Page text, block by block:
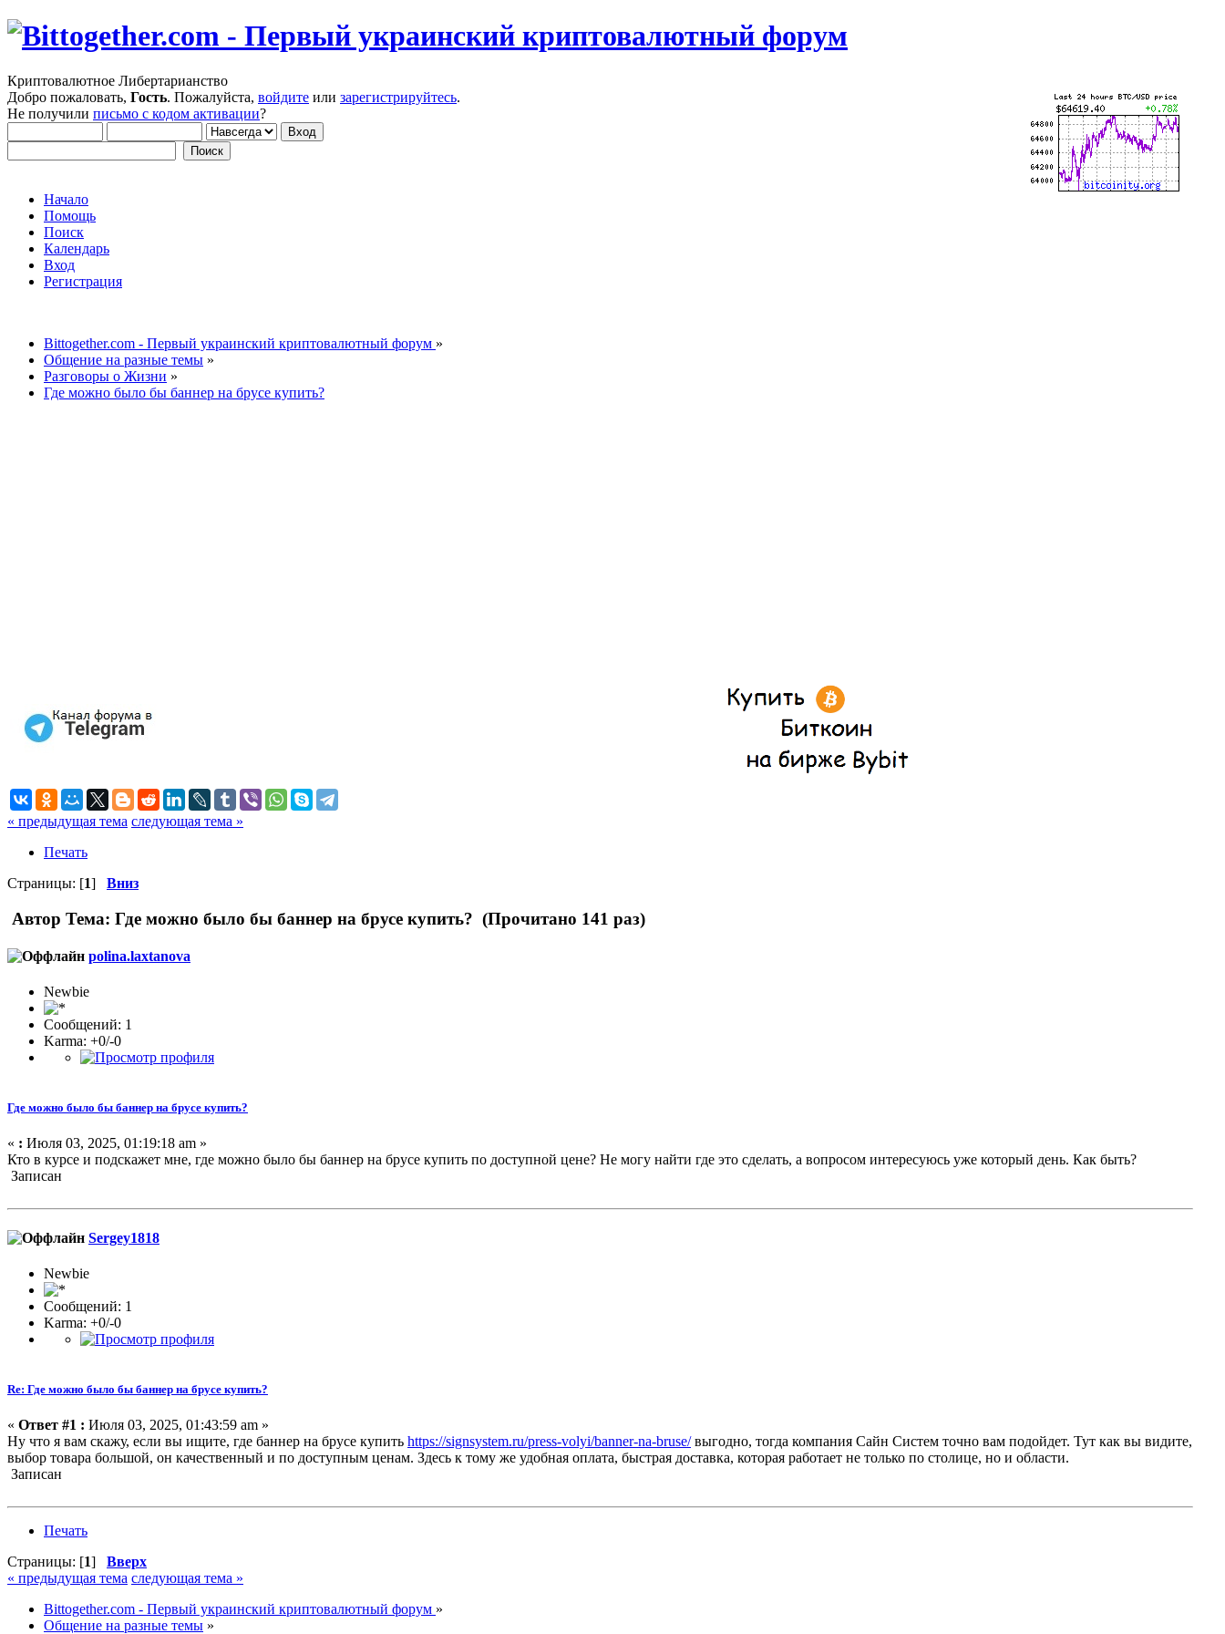
Криптовалютное Либертарианство
Добро пожаловать, Гость. Пожалуйста, войдите или зарегистрируйтесь.
Не получили письмо с кодом активации?
Начало
Помощь
Поиск
Календарь
Вход
Регистрация
Bittogether.com - Первый украинский криптовалютный форум »
Общение на разные темы »
Разговоры о Жизни »
Где можно было бы баннер на брусе купить?
« предыдущая тема следующая тема »
Печать
Страницы: [1] Вниз
Автор Тема: Где можно было бы баннер на брусе купить? (Прочитано 141 раз)
polina.laxtanova
Newbie
Сообщений: 1
Karma: +0/-0
Где можно было бы баннер на брусе купить?
« : Июля 03, 2025, 01:19:18 am »
Кто в курсе и подскажет мне, где можно было бы баннер на брусе купить по доступной цене? Не могу найти где это сделать, а вопросом интересуюсь уже который день. Как быть?
Записан
Sergey1818
Newbie
Сообщений: 1
Karma: +0/-0
Re: Где можно было бы баннер на брусе купить?
« Ответ #1 : Июля 03, 2025, 01:43:59 am »
Ну что я вам скажу, если вы ищите, где баннер на брусе купить https://signsystem.ru/press-volyi/banner-na-bruse/выгодно, тогда компания Сайн Систем точно вам подойдет. Тут как вы видите,
выбор товара большой, он качественный и по доступным ценам. Здесь к тому же удобная оплата, быстрая доставка, которая работает не только по столице, но и области.
Записан
Печать
Страницы: [1] Вверх
« предыдущая тема следующая тема »
Bittogether.com - Первый украинский криптовалютный форум »
Общение на разные темы »